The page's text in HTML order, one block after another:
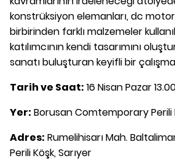
konstrüksiyon elemanları, dc
birbirinden farklı malzemeler
katılımcının kendi tasarımını
sanatı buluşturan keyifli bir
Tarih ve Saat: 16 Nisan Pazar
Yer: Borusan Comtemporary Perili
Adres: Rumelihisarı Mah.
Perili Köşk, Sarıyer